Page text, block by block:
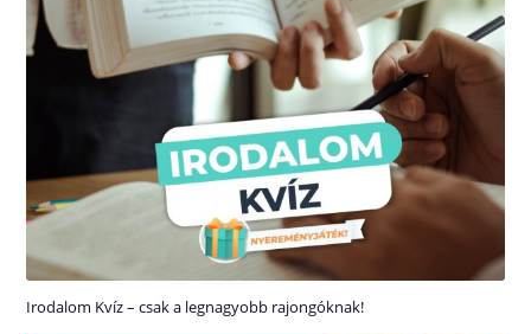
Irodalom Kvíz – csak a legnagyobb rajongóknak!